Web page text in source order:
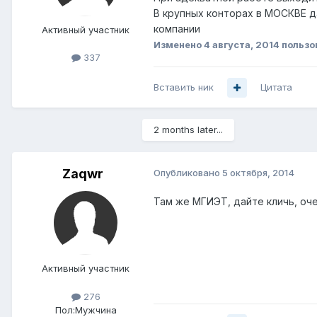
Активный участник
337
В крупных конторах в МОСКВЕ
компании
Изменено4 августа, 2014
Вставить ник Цитата
2 months later...
Zaqwr
Активный участник
276
Пол:Мужчина
Опубликовано 5 октября, 2014
Там же МГИЭТ, дайте кличь,